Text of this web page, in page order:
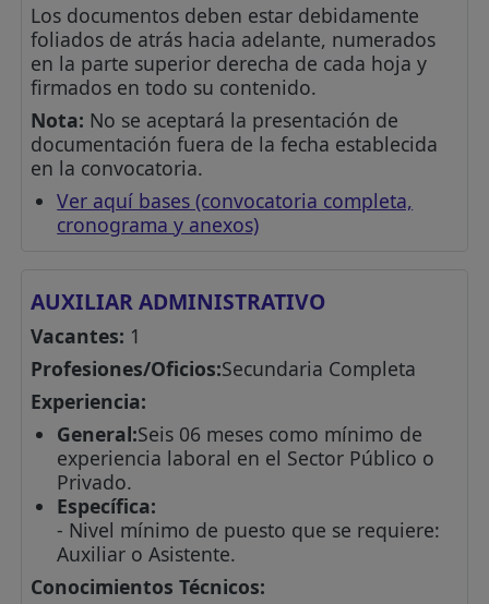
Los documentos deben estar debidamente
foliados de atrás hacia adelante, numerados
en la parte superior derecha de cada hoja y
firmados en todo su contenido.
Nota: No se aceptará la presentación de
documentación fuera de la fecha establecida
en la convocatoria.
Ver aquí bases (convocatoria completa,
cronograma y anexos)
AUXILIAR ADMINISTRATIVO
Vacantes: 1
Profesiones/Oficios:Secundaria Completa
Experiencia:
General:Seis 06 meses como mínimo de
experiencia laboral en el Sector Público o
Privado.
Específica:
- Nivel mínimo de puesto que se requiere:
Auxiliar o Asistente.
Conocimientos Técnicos: